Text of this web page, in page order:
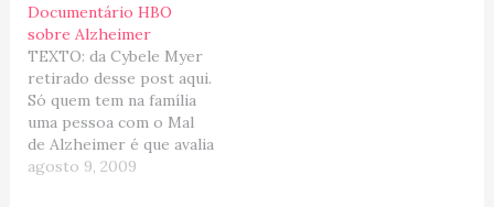
Mas enfim, eu só tomei
conhecimento dele, pois
quando eu estava
assistindo TV e
brincando no twitter,
reparei um certo bafafá
em torno do excesso de
curvas da Miss Canada.…
Documentário HBO
sobre Alzheimer
TEXTO: da Cybele Myer
retirado desse post aqui.
Só quem tem na família
uma pessoa com o Mal
de Alzheimer é que avalia
o quanto isso é penoso
agosto 9, 2009